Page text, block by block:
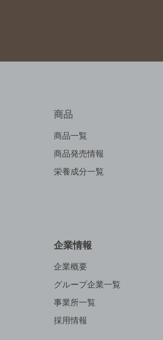
商品
商品一覧
商品発売情報
栄養成分一覧
企業情報
企業概要
グループ企業一覧
事業所一覧
採用情報